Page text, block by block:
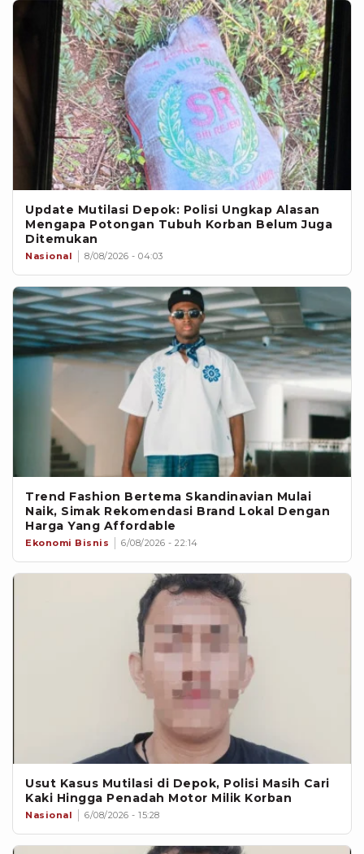
Update Mutilasi Depok: Polisi Ungkap Alasan
Mengapa Potongan Tubuh Korban Belum Juga
Ditemukan
Nasional 8/08/2026 - 04:03
Trend Fashion Bertema Skandinavian Mulai
Naik, Simak Rekomendasi Brand Lokal Dengan
Harga Yang Affordable
Ekonomi Bisnis 6/08/2026 - 22:14
Usut Kasus Mutilasi di Depok, Polisi Masih Cari
Kaki Hingga Penadah Motor Milik Korban
Nasional 6/08/2026 - 15:28